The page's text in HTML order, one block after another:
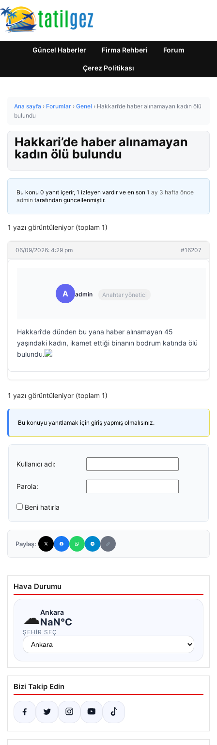
Güncel Haberler Firma Rehberi Forum
Çerez Politikası
Ana sayfa › Forumlar › Genel › Hakkari’de haber alınamayan kadın ölü
bulundu
Hakkari’de haber alınamayan
kadın ölü bulundu
Bu konu 0 yanıt içerir, 1 izleyen vardır ve en son 1 ay 3 hafta önce
admin tarafından güncellenmiştir.
1 yazı görüntüleniyor (toplam 1)
06/09/2026: 4:29 pm #16207
A admin Anahtar yönetici
Hakkari’de dünden bu yana haber alınamayan 45
yaşındaki kadın, ikamet ettiği binanın bodrum katında ölü
bulundu.
1 yazı görüntüleniyor (toplam 1)
Bu konuyu yanıtlamak için giriş yapmış olmalısınız.
Kullanıcı adı:
Parola:
Beni hatırla
Paylaş:
Hava Durumu
☁Ankara
NaN°C
ŞEHIR SEÇ
Bizi Takip Edin